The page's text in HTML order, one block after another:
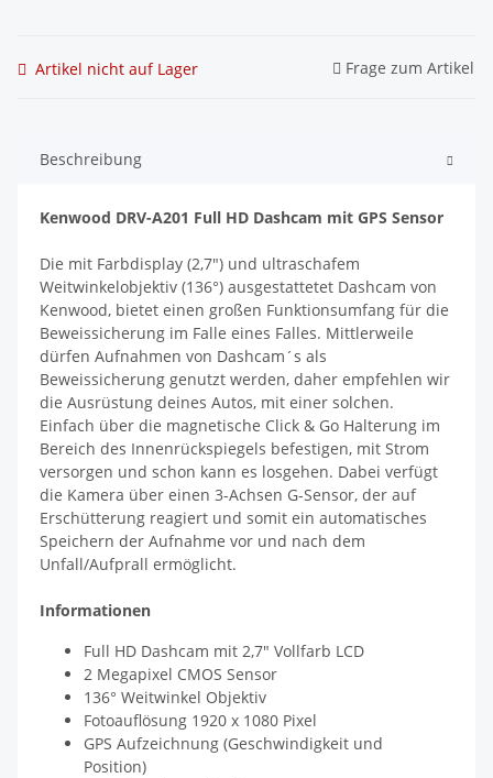
Artikel nicht auf Lager Frage zum Artikel
Beschreibung
Kenwood DRV-A201 Full HD Dashcam mit GPS Sensor
Die mit Farbdisplay (2,7") und ultraschafem
Weitwinkelobjektiv (136°) ausgestattetet Dashcam von
Kenwood, bietet einen großen Funktionsumfang für die
Beweissicherung im Falle eines Falles. Mittlerweile
dürfen Aufnahmen von Dashcam´s als
Beweissicherung genutzt werden, daher empfehlen wir
die Ausrüstung deines Autos, mit einer solchen.
Einfach über die magnetische Click & Go Halterung im
Bereich des Innenrückspiegels befestigen, mit Strom
versorgen und schon kann es losgehen. Dabei verfügt
die Kamera über einen 3-Achsen G-Sensor, der auf
Erschütterung reagiert und somit ein automatisches
Speichern der Aufnahme vor und nach dem
Unfall/Aufprall ermöglicht.
Informationen
Full HD Dashcam mit 2,7" Vollfarb LCD
2 Megapixel CMOS Sensor
136° Weitwinkel Objektiv
Fotoauflösung 1920 x 1080 Pixel
GPS Aufzeichnung (Geschwindigkeit und
Position)